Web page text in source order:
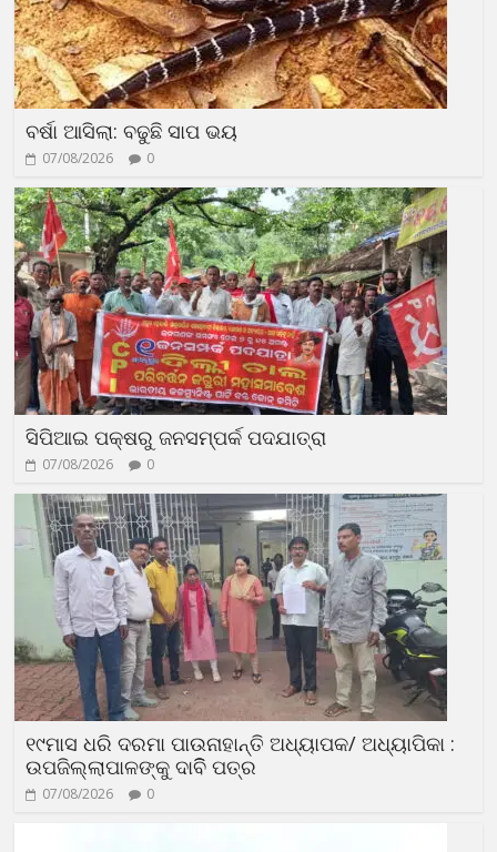
ବର୍ଷା ଆସିଲା: ବଢୁଛି ସାପ ଭୟ
07/08/2026 0
ସିପିଆଇ ପକ୍ଷରୁ ଜନସମ୍ପର୍କ ପଦଯାତ୍ରା
07/08/2026 0
୧୯ମାସ ଧରି ଦରମା ପାଉନାହାନ୍ତି ଅଧ୍ୟାପକ/ ଅଧ୍ୟାପିକା :
ଉପଜିଲ୍ଲାପାଳଙ୍କୁ ଦାବିି ପତ୍ର
07/08/2026 0